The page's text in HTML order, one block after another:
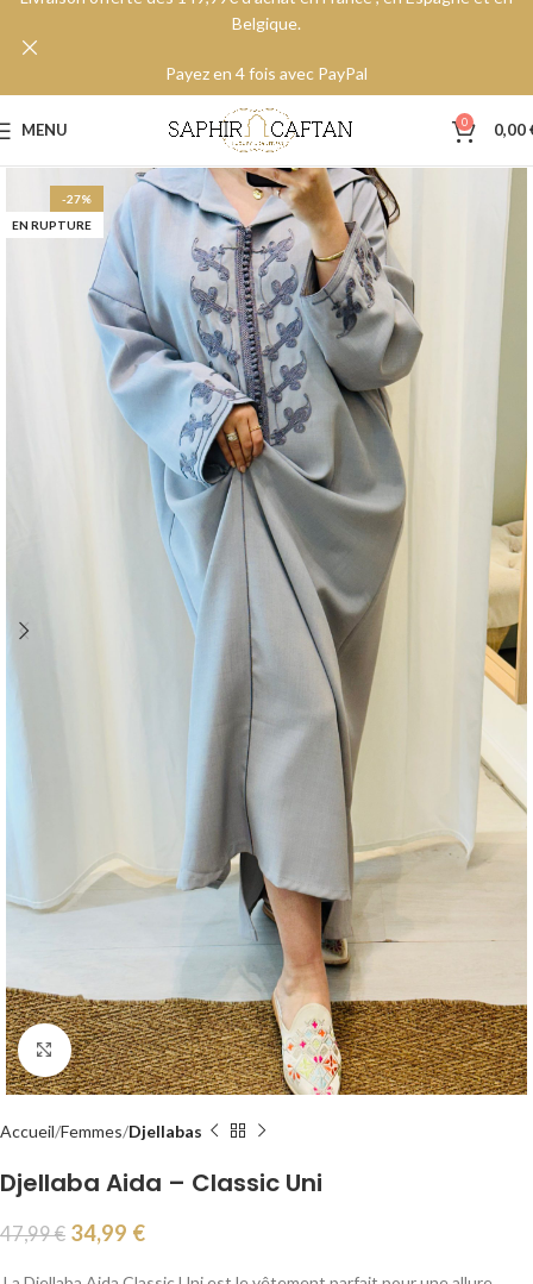
MENU 0 0,00
-27%
EN RUPTURE
Agrandir
Accueil Femmes Djellabas
Djellaba Aida – Classic Uni
47,99€ 34,99 €
Belgique.
Payez en 4 fois avec PayPal